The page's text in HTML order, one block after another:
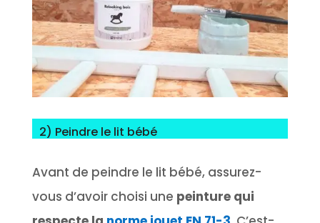
2) Peindre le lit bébé
Avant de peindre le lit bébé, assurez-
vous d’avoir choisi une peinture qui